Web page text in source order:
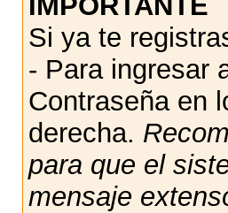
Si ya te
- Para ingresar
Contraseña en
derecha.
para que el
mensaje